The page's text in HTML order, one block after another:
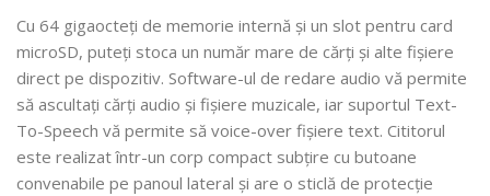
Cu 64 gigaocteți de memorie internă și un slot pentru card
microSD, puteți stoca un număr mare de cărți și alte fișiere
direct pe dispozitiv. Software-ul de redare audio vă permite
să ascultați cărți audio și fișiere muzicale, iar suportul Text-
To-Speech vă permite să voice-over fișiere text. Cititorul
este realizat într-un corp compact subțire cu butoane
convenabile pe panoul lateral și are o sticlă de protecție